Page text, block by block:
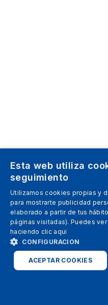
Esta web utiliza
seguimiento
Utilizamos cookies propias y
para mostrarte publicidad
elaborado a partir de tus
páginas visitadas). Puedes
haciendo clic aqui
CONFIGURACION
ACEPTAR COOKIES